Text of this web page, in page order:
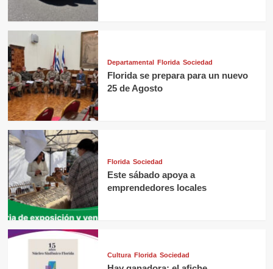
Departamental Florida Sociedad
Florida se prepara para un nuevo
25 de Agosto
Florida Sociedad
Este sábado apoya a
emprendedores locales
Cultura Florida Sociedad